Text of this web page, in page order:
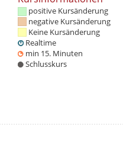
positive Kursänderung
negative Kursänderung
Keine Kursänderung
Realtime
min 15. Minuten
Schlusskurs